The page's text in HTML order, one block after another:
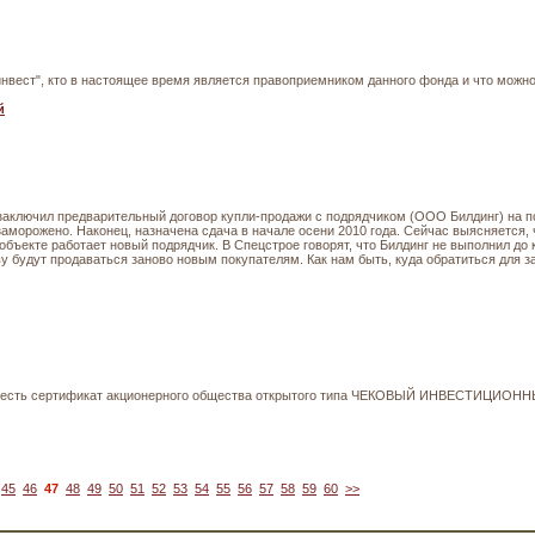
кто в настоящее время является правоприемником данного фонда и что
предварительный договор купли-продажи с подрядчиком (ООО Билдинг) на
Наконец, назначена сдача в начале осени 2010 года. Сейчас
работает новый подрядчик. В Спецстрое говорят, что Билдинг не выполнил
будут продаваться заново новым покупателям. Как нам быть, куда обратиться для
есть сертификат акционерного общества открытого типа ЧЕКОВЫЙ
45 46 47 48 49 50 51 52 53 54 55 56 57 58 59 60 >>